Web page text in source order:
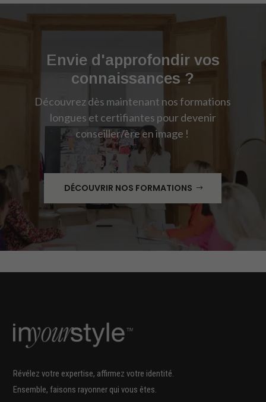
Envie d'approfondir vos
connaissances ?
Découvrez dès maintenant nos formations
longues et certifiantes pour devenir
conseiller/ère en image !
DÉCOUVRIR NOS FORMATIONS
Révélez votre expertise, affirmez votre identité.
Ensemble, faisons rayonner qui vous êtes.